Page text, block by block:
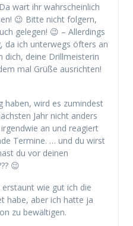
wart ihr wahrscheinlich
😉 Bitte nicht folgern,
gelegen! 😉 – Allerdings
da ich unterwegs öfters an
dich, deine Drillmeisterin
mal Grüße ausrichten!
haben, wird es zumindest
Jahr nicht anders
an und reagiert
Termine. … und du wirst
du vor deinen
😉
wie gut ich die
habe, aber ich hatte ja
zu bewältigen.